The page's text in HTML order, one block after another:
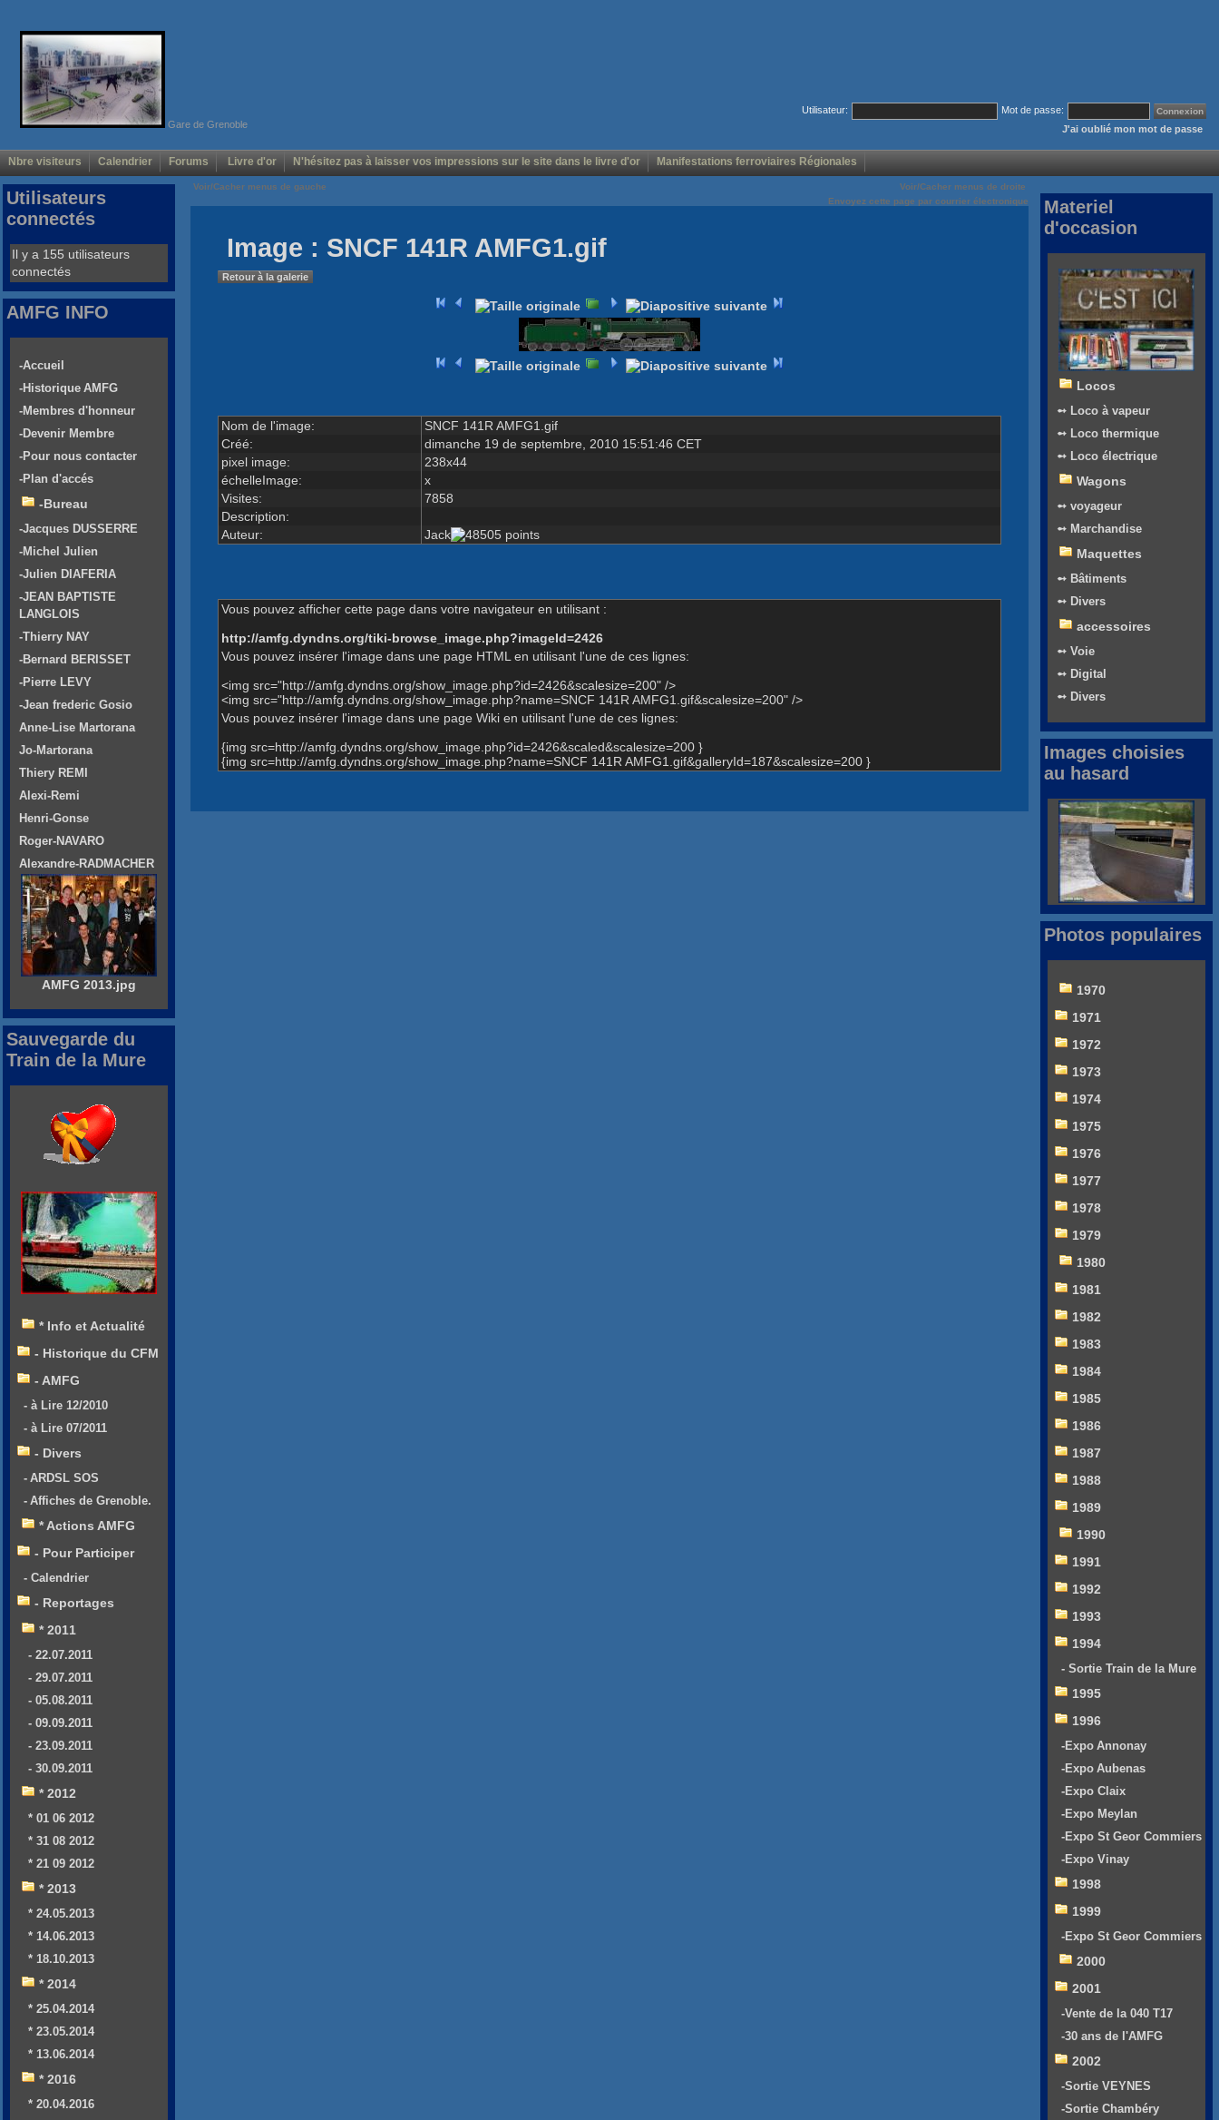
Gare de Grenoble
Utilisateur:
Mot de passe:
J'ai oublié mon mot de passe
Nbre visiteurs Calendrier Forums Livre d'or N'hésitez pas à laisser vos impressions sur le site dans le livre d'or Manifestations ferroviaires Régionales
Voir/Cacher menus de gauche
Voir/Cacher menus de droite
Envoyez cette page par courrier électronique
Image : SNCF 141R AMFG1.gif
Retour à la galerie
Nom de l'image:
SNCF 141R AMFG1.gif
Créé:
dimanche 19 de septembre, 2010 15:51:46 CET
pixel image:
238x44
échelleImage:
x
Visites:
7858
Description:
Auteur:
Jack
Vous pouvez afficher cette page dans votre navigateur en utilisant :
http://amfg.dyndns.org/tiki-browse_image.php?imageId=2426
Vous pouvez insérer l'image dans une page HTML en utilisant l'une de ces lignes:
<img src="http://amfg.dyndns.org/show_image.php?id=2426&scalesize=200" />
<img src="http://amfg.dyndns.org/show_image.php?name=SNCF 141R AMFG1.gif&scalesize=200" />
Vous pouvez insérer l'image dans une page Wiki en utilisant l'une de ces lignes:
{img src=http://amfg.dyndns.org/show_image.php?id=2426&scaled&scalesize=200 }
{img src=http://amfg.dyndns.org/show_image.php?name=SNCF 141R AMFG1.gif&galleryId=187&scalesize=200 }
Utilisateurs
connectés
Il y a 155 utilisateurs
connectés
AMFG INFO
-Accueil
-Historique AMFG
-Membres d'honneur
-Devenir Membre
-Pour nous contacter
-Plan d'accés
-Bureau
-Jacques DUSSERRE
-Michel Julien
-Julien DIAFERIA
-JEAN BAPTISTE
LANGLOIS
-Thierry NAY
-Bernard BERISSET
-Pierre LEVY
-Jean frederic Gosio
Anne-Lise Martorana
Jo-Martorana
Thiery REMI
Alexi-Remi
Henri-Gonse
Roger-NAVARO
Alexandre-RADMACHER
AMFG 2013.jpg
Sauvegarde du
Train de la Mure
* Info et Actualité
- Historique du CFM
- AMFG
- à Lire 12/2010
- à Lire 07/2011
- Divers
- ARDSL SOS
- Affiches de Grenoble.
* Actions AMFG
- Pour Participer
- Calendrier
- Reportages
* 2011
- 22.07.2011
- 29.07.2011
- 05.08.2011
- 09.09.2011
- 23.09.2011
- 30.09.2011
* 2012
* 01 06 2012
* 31 08 2012
* 21 09 2012
* 2013
* 24.05.2013
* 14.06.2013
* 18.10.2013
* 2014
* 25.04.2014
* 23.05.2014
* 13.06.2014
* 2016
* 20.04.2016
Materiel
d'occasion
Locos
➻ Loco à vapeur
➻ Loco thermique
➻ Loco électrique
Wagons
➻ voyageur
➻ Marchandise
Maquettes
➻ Bâtiments
➻ Divers
accessoires
➻ Voie
➻ Digital
➻ Divers
Images choisies
au hasard
Photos populaires
1970
1971
1972
1973
1974
1975
1976
1977
1978
1979
1980
1981
1982
1983
1984
1985
1986
1987
1988
1989
1990
1991
1992
1993
1994
- Sortie Train de la Mure
1995
1996
-Expo Annonay
-Expo Aubenas
-Expo Claix
-Expo Meylan
-Expo St Geor Commiers
-Expo Vinay
1998
1999
-Expo St Geor Commiers
2000
2001
-Vente de la 040 T17
-30 ans de l'AMFG
2002
-Sortie VEYNES
-Sortie Chambéry